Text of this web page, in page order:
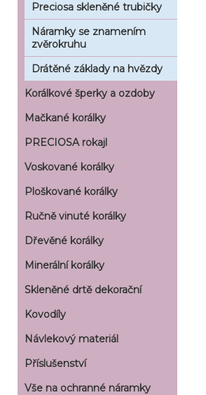
Preciosa skleněné trubičky
Náramky se znamením
zvěrokruhu
Drátěné základy na hvězdy
Korálkové šperky a ozdoby
Mačkané korálky
PRECIOSA rokajl
Voskované korálky
Ploškované korálky
Ručně vinuté korálky
Dřevěné korálky
Minerální korálky
Skleněné drtě dekorační
Kovodíly
Návlekový materiál
Příslušenství
Vše na ochranné náramky